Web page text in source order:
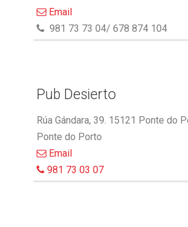
Email
981 73 73 04/ 678 874 104
Pub Desierto
Rúa Gándara, 39. 15121 Ponte do
Ponte do Porto
Email
981 73 03 07